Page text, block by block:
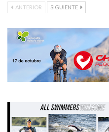
ANTERIOR SIGUIENTE